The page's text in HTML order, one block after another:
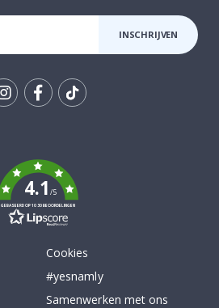
INSCHRIJVEN
4.1/5
GEBASEERD OP 1030 BEOORDELINGEN
Cookies
#yesnamly
Samenwerken met ons